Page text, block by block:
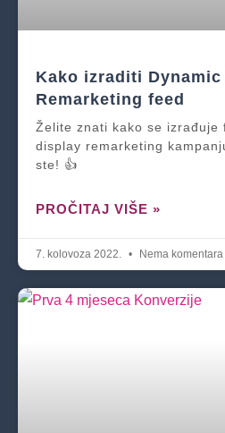
Kako izraditi
Remarketing feed
Želite znati kako se izrađuje
display remarketing
ste! 👍
PROČITAJ VIŠE »
7. kolovoza 2022. Nema komentara